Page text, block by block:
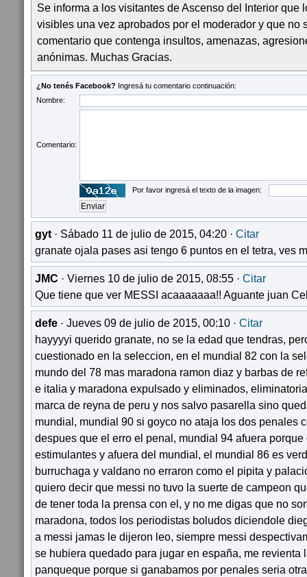
Se informa a los visitantes de Ascenso del Interior que
visibles una vez aprobados por el moderador y que no
comentario que contenga insultos, amenazas,
anónimas. Muchas Gracias.
¿No tenés Facebook? Ingresá tu comentario continuación:
Nombre:
Comentario:
Por favor ingresá el texto de la imagen:
gyt · Sábado 11 de julio de 2015, 04:20 · Citar
granate ojala pases asi tengo 6 puntos en el tetra, ves
JMC · Viernes 10 de julio de 2015, 08:55 · Citar
Que tiene que ver MESSI acaaaaaaa!! Aguante juan
defe · Jueves 09 de julio de 2015, 00:10 · Citar
hayyyyi querido granate, no se la edad que tendras,
cuestionado en la seleccion, en el mundial 82 con la
mundo del 78 mas maradona ramon diaz y barbas de
e italia y maradona expulsado y eliminados,
marca de reyna de peru y nos salvo pasarella sino
mundial, mundial 90 si goyco no ataja los dos penales
despues que el erro el penal, mundial 94 afuera
estimulantes y afuera del mundial, el mundial 86 es
burruchaga y valdano no erraron como el pipita y
quiero decir que messi no tuvo la suerte de campeon
de tener toda la prensa con el, y no me digas que no
maradona, todos los periodistas boludos diciendole
a messi jamas le dijeron leo, siempre messi
se hubiera quedado para jugar en españa, me revienta
panqueque porque si ganabamos por penales seria